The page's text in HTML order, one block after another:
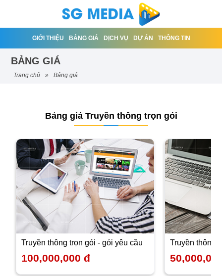
GIỚI THIỆU BẢNG GIÁ DỊCH VỤ DỰ ÁN THÔNG TIN
BẢNG GIÁ
trang chủ » bảng giá
Bảng giá Truyền thông trọn gói
truyền thông trọn gói - gói yêu cầu
100,000,000 đ
truyền thông